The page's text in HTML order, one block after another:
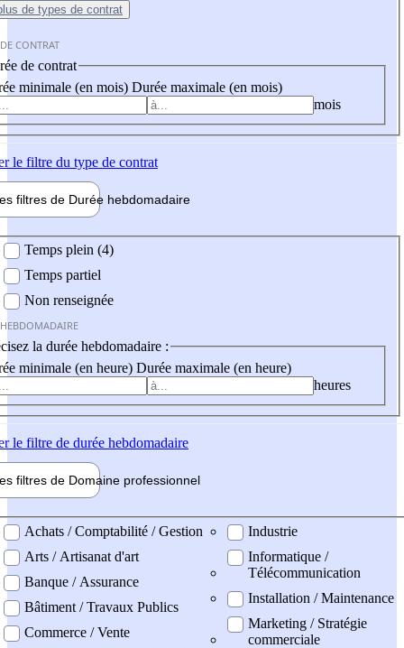
de types de contrat
CONTRAT
de contrat
minimale (en mois) Durée maximale (en mois)
mois
le filtre du type de contrat
filtres de Durée hebdomadaire
Temps plein (4)
Temps partiel
Non renseignée
la durée hebdomadaire :
minimale (en heure) Durée maximale (en heure)
heures
le filtre de durée hebdomadaire
filtres de Domaine professionnel
professionel
Achats / Comptabilité / Gestion
Arts / Artisanat d'art
Banque / Assurance
Bâtiment / Travaux Publics
Commerce / Vente
Industrie
Informatique /
Télécommunication
Installation / Maintenance
Marketing / Stratégie
commerciale